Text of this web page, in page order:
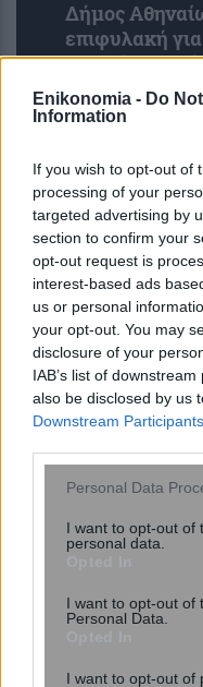
Enikonomia - Do
Information
If you wish to opt-out of
processing of your
targeted advertising by
section to confirm your
opt-out request is
interest-based ads
us or personal
your opt-out. You may
disclosure of your
IAB’s list of
also be disclosed by us
Downstream Participants
Please note that this
not limited to your visit
grant or deny consent
consent section.
Personal Data
I want to opt-out of
personal data.
I want to opt-out of
Personal Data.
I want to opt-out of
Δήμος
επιφυλακή
– Κλείνει ο
Μαζική
κίνηση σε
οδούς